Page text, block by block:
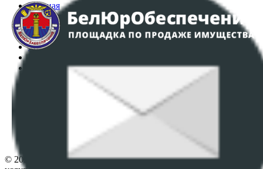
Главная
Аукционы
Интернет-магазин
Регламент организации и проведения торгов
Политика в отношении обработки персональных
ПОЛОЖЕНИЕ О ПОЛИТИКЕ ОБРАБОТКИ COOKIE-
Настройки cookie-файлов
© 2026 Республиканское унитарное предприятие по оказанию